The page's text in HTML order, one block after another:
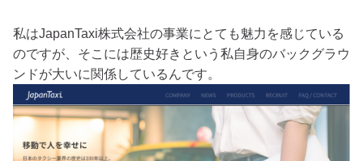
私はJapanTaxi株式会社の事業にとても魅力を感じている
のですが、そこには歴史好きという私自身のバックグラウ
ンドが大いに関係しているんです。